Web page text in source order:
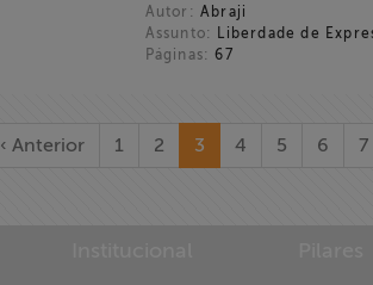
Autor: Abraji
Assunto:
Liberdade de
Páginas: 67
‹ Anterior 1 2 3 4 5 6 7